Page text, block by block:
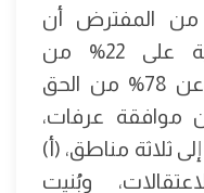
من المفترض أن
تتأسس الدولة الفلسطينية على 22% من
مساحة الأرض، بعد التنازل عن 78% من الحق
موافقة عرفات،
ثلاثة مناطق، (أ)
وبُنيت